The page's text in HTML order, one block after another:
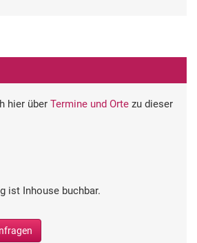
hier über Termine und Orte zu dieser
ist Inhouse buchbar.